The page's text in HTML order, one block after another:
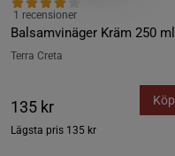
Balsamvinäger Kräm 250 ml
1 recensioner
Terra Creta
135 kr
Lägsta pris 135 kr
Köp